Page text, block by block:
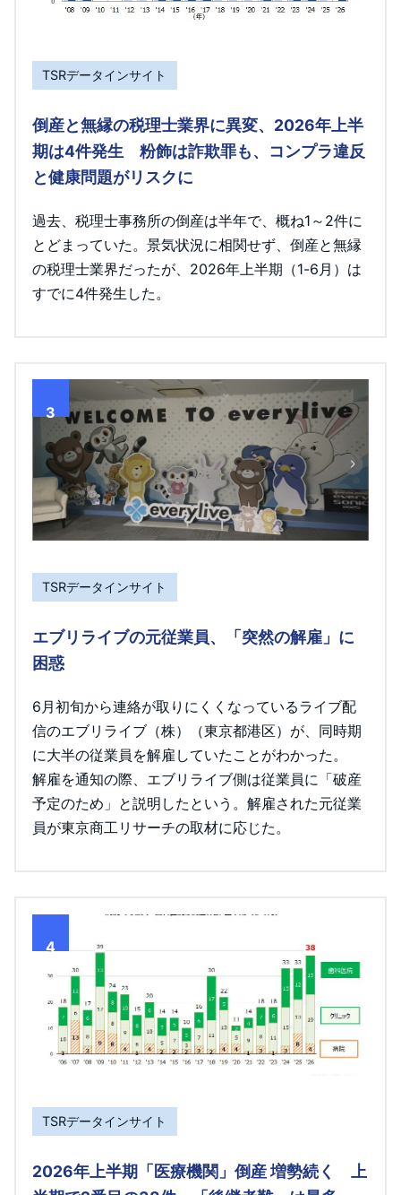
TSRデータインサイト
倒産と無縁の税理士業界に異変、2026年上半
期は4件発生 粉飾は詐欺罪も、コンプラ違反
と健康問題がリスクに
過去、税理士事務所の倒産は半年で、概ね1～2件に
とどまっていた。景気状況に相関せず、倒産と無縁
の税理士業界だったが、2026年上半期（1-6月）は
すでに4件発生した。
3
TSRデータインサイト
エブリライブの元従業員、「突然の解雇」に
困惑
6月初旬から連絡が取りにくくなっているライブ配
信のエブリライブ（株）（東京都港区）が、同時期
に大半の従業員を解雇していたことがわかった。
解雇を通知の際、エブリライブ側は従業員に「破産
予定のため」と説明したという。解雇された元従業
員が東京商工リサーチの取材に応じた。
4
TSRデータインサイト
2026年上半期「医療機関」倒産 増勢続く 上